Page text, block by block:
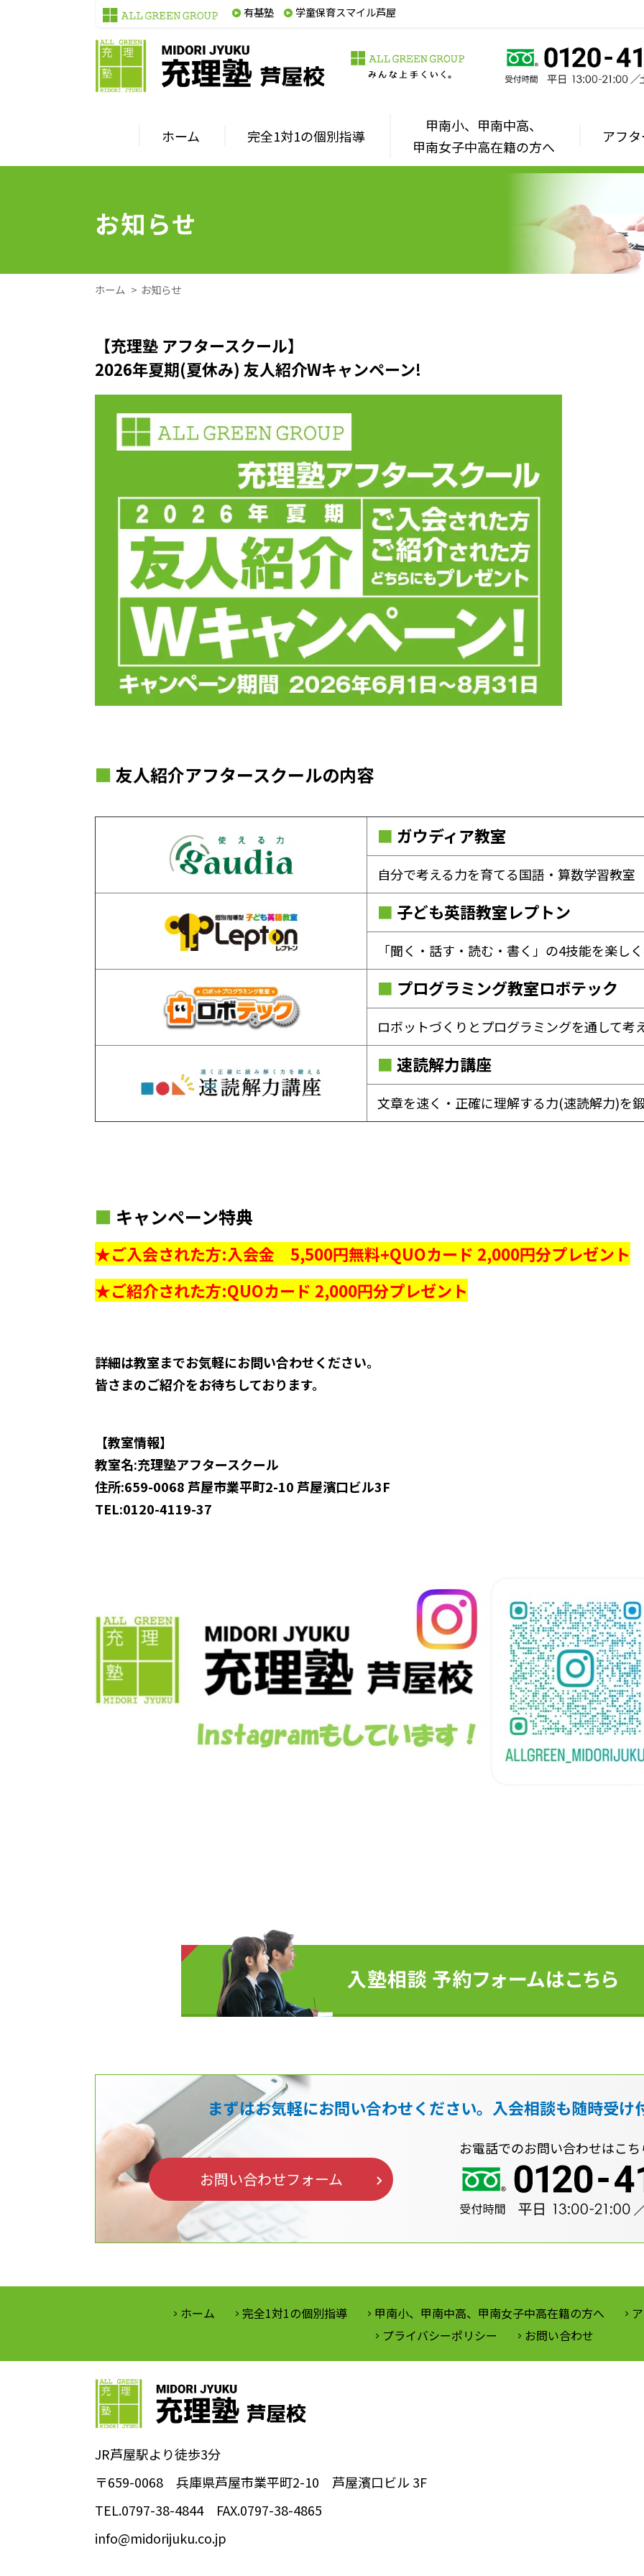
有基塾 学童保育スマイル芦屋
ホーム 完全1対1の個別指導
甲南小、甲南中高、
甲南女子中高在籍の方へ
アフ
お知らせ
ホーム お知らせ
【充理塾 アフタースクール】
2026年夏期(夏休み) 友人紹介Wキャンペーン!
■ 友人紹介アフタースクールの内容
■ ガウディア教室
自分で考える力を育てる国語・算数学習教室
■ 子ども英語教室レプトン
「聞く・話す・読む・書く」の4技能を楽し
■ プログラミング教室ロボテック
ロボットづくりとプログラミングを通して考
■ 速読解力講座
文章を速く・正確に理解する力(速読解力)を
■ キャンペーン特典
★ご入会された方:入会金 5,500円無料+QUOカード 2,000円分プレゼント
★ご紹介された方:QUOカード 2,000円分プレゼント
詳細は教室までお気軽にお問い合わせください。
皆さまのご紹介をお待ちしております。
【教室情報】
教室名:充理塾アフタースクール
住所:659-0068 芦屋市業平町2-10 芦屋濱口ビル3F
TEL:0120-4119-37
まずはお気軽にお問い合わせください。入会相談も随時受け
お問い合わせフォーム
お電話でのお問い合わせはこち
ホーム 完全1対1の個別指導 甲南小、甲南中高、甲南女子中高在籍の方へ
プライバシーポリシー
お問い合わせ
JR芦屋駅より徒歩3分
〒659-0068
兵庫県芦屋市業平町2-10
芦屋濱口ビル 3F
TEL.0797-38-4844 FAX.0797-38-4865
info@midorijuku.co.jp